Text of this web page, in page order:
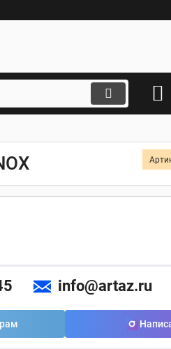
info@artaz.ru